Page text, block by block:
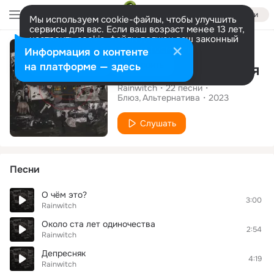
Войти
Мы используем cookie-файлы, чтобы улучшить
сервисы для вас. Если ваш возраст менее 13 лет,
настроить cookie-файлы должен ваш законный
представитель. Больше информации
Разрешить все Настроить
Альбом
Сказка Свиристеля
Rainwitch 22песни
Блюз Альтернатива 2023
Слушать
Песни
О чём это?
Rainwitch
3:00
Около ста лет одиночества
Rainwitch
2:54
Депресняк
Rainwitch
4:19
Информация о контенте
на платформе — здесь